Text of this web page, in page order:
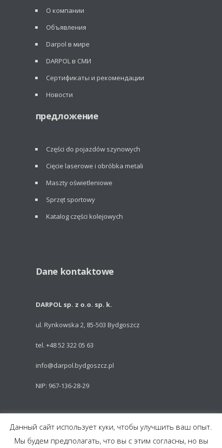
О компании
Объявления
Darpol в мире
DARPOL в СМИ
Сертификаты и рекомендации
Новости
предложение
Części do pojazdów szynowych
Cięcie laserowe i obróbka metali
Maszty oświetleniowe
Sprzęt sportowy
Katalog części kolejowych
Dane kontaktowe
DARPOL sp. z o.o. sp. k.
ul. Rynkowska 2, 85-503 Bydgoszcz
tel. +48 52 322 05 63
info@darpol.bydgoszcz.pl
NIP: 967-136-28-29
Powered by: Talem Technologies
Części do pojazdów szynowych
Данный сайт использует куки, чтобы улучшить ваш опыт.
Мы будем предполагать, что вы с этим согласны, но вы